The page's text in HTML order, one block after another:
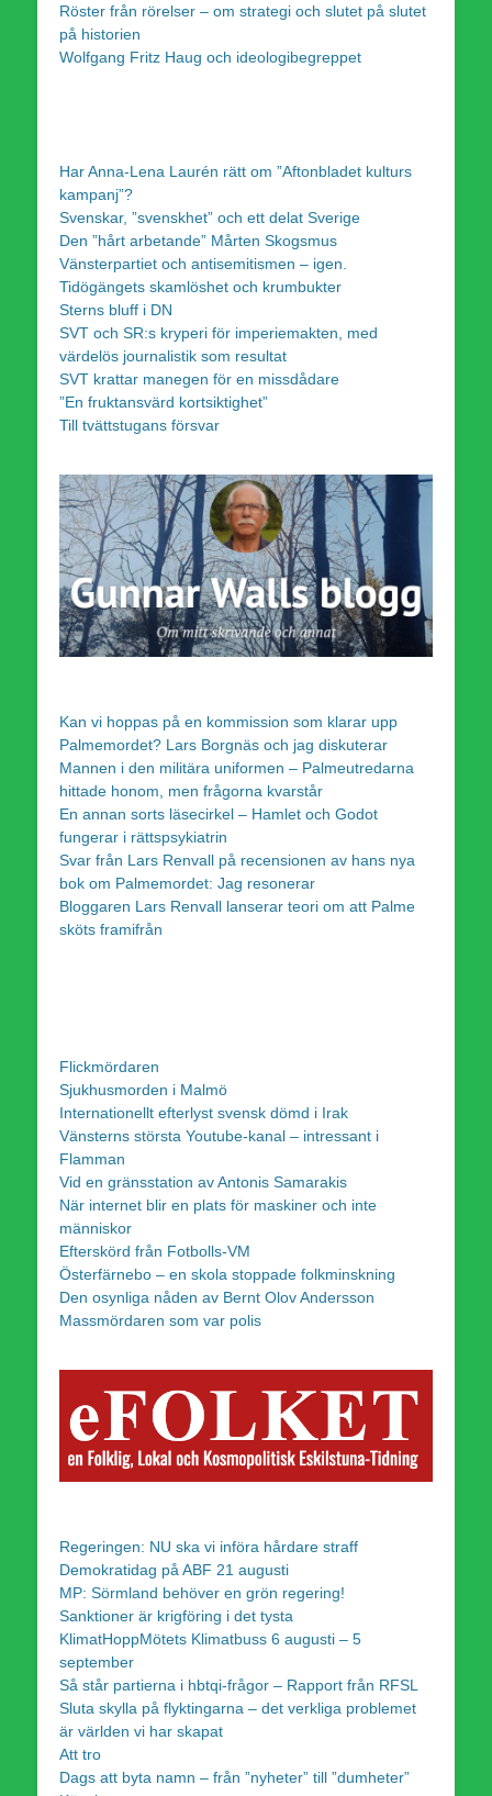
Röster från rörelser – om strategi och slutet på slutet
på historien
Wolfgang Fritz Haug och ideologibegreppet
Har Anna-Lena Laurén rätt om ”Aftonbladet kulturs
kampanj”?
Svenskar, ”svenskhet” och ett delat Sverige
Den ”hårt arbetande” Mårten Skogsmus
Vänsterpartiet och antisemitismen – igen.
Tidögängets skamlöshet och krumbukter
Sterns bluff i DN
SVT och SR:s kryperi för imperiemakten, med
värdelös journalistik som resultat
SVT krattar manegen för en missdådare
”En fruktansvärd kortsiktighet”
Till tvättstugans försvar
Kan vi hoppas på en kommission som klarar upp
Palmemordet? Lars Borgnäs och jag diskuterar
Mannen i den militära uniformen – Palmeutredarna
hittade honom, men frågorna kvarstår
En annan sorts läsecirkel – Hamlet och Godot
fungerar i rättspsykiatrin
Svar från Lars Renvall på recensionen av hans nya
bok om Palmemordet: Jag resonerar
Bloggaren Lars Renvall lanserar teori om att Palme
sköts framifrån
Flickmördaren
Sjukhusmorden i Malmö
Internationellt efterlyst svensk dömd i Irak
Vänsterns största Youtube-kanal – intressant i
Flamman
Vid en gränsstation av Antonis Samarakis
När internet blir en plats för maskiner och inte
människor
Efterskörd från Fotbolls-VM
Österfärnebo – en skola stoppade folkminskning
Den osynliga nåden av Bernt Olov Andersson
Massmördaren som var polis
Regeringen: NU ska vi införa hårdare straff
Demokratidag på ABF 21 augusti
MP: Sörmland behöver en grön regering!
Sanktioner är krigföring i det tysta
KlimatHoppMötets Klimatbuss 6 augusti – 5
september
Så står partierna i hbtqi-frågor – Rapport från RFSL
Sluta skylla på flyktingarna – det verkliga problemet
är världen vi har skapat
Att tro
Dags att byta namn – från ”nyheter” till ”dumheter”